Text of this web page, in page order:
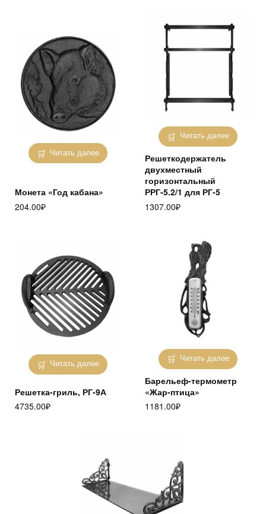
Читать далее
Монета «Год кабана»
204.00₽
Читать далее
Решеткодержатель
двухместный
горизонтальный
РРГ-5.2/1 для РГ-5
1307.00₽
Читать далее
Решетка-гриль, РГ-9А
4735.00₽
Читать далее
Барельеф-термометр
«Жар-птица»
1181.00₽